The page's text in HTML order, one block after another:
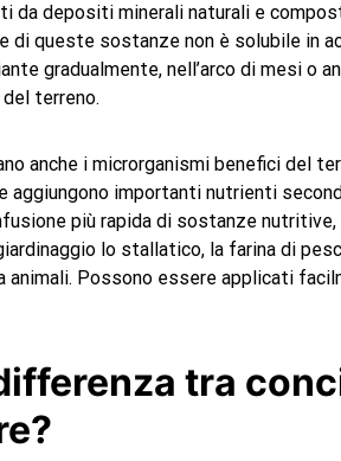
da depositi minerali naturali e
di queste sostanze non è solubile in
gradualmente, nell’arco di mesi o
terreno.
anche i microrganismi benefici del
aggiungono importanti nutrienti
più rapida di sostanze
lo stallatico, la farina di
animali. Possono essere applicati
tra